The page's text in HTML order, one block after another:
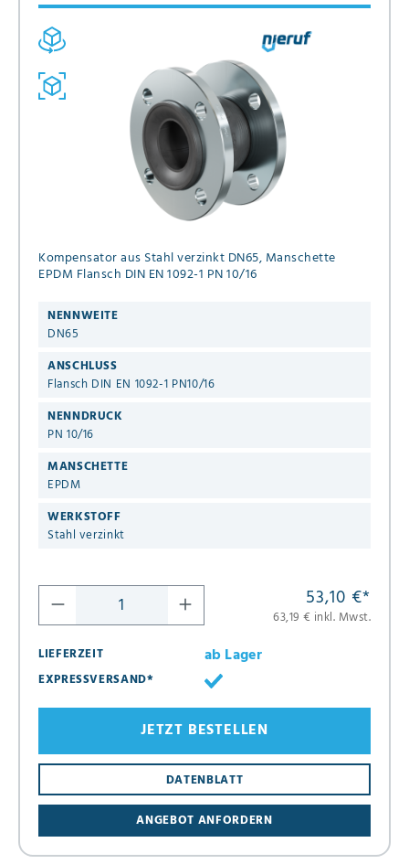
Kompensator aus Stahl verzinkt DN65, Manschette
EPDM Flansch DIN EN 1092-1 PN 10/16
NENNWEITE
DN65
ANSCHLUSS
Flansch DIN EN 1092-1 PN10/16
NENNDRUCK
PN 10/16
MANSCHETTE
EPDM
WERKSTOFF
Stahl verzinkt
53,10 €*
63,19 € inkl. Mwst.
LIEFERZEIT
ab Lager
EXPRESSVERSAND*
ANGEBOT ANFORDERN
DATENBLATT
JETZT BESTELLEN